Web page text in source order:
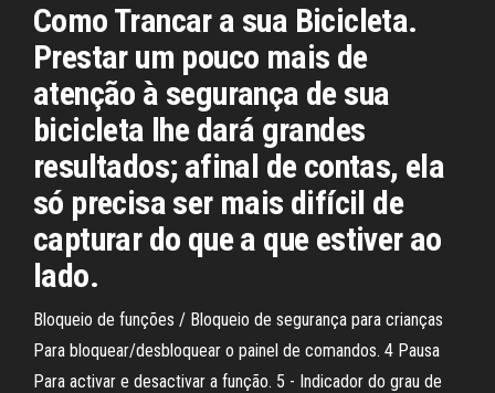
Como Trancar a sua Bicicleta.
Prestar um pouco mais de
atenção à segurança de sua
bicicleta lhe dará grandes
resultados; afinal de contas, ela
só precisa ser mais difícil de
capturar do que a que estiver ao
lado.
Bloqueio de funções / Bloqueio de segurança para crianças
Para bloquear/desbloquear o painel de comandos. 4 Pausa
Para activar e desactivar a função. 5 - Indicador do grau de